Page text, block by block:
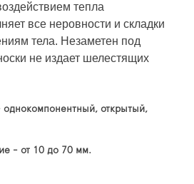
тепла
все неровности и складки
тела. Незаметен под
не издает шелестящих
однокомпонентный, открытый,
- от 10 до 70 мм.